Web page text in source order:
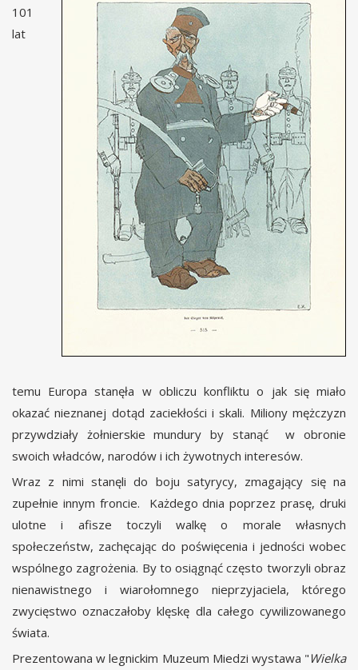
101
lat
temu Europa stanęła w obliczu konfliktu o jak się miało
okazać nieznanej dotąd zaciekłości i skali. Miliony mężczyzn
przywdziały żołnierskie mundury by stanąć w obronie
swoich władców, narodów i ich żywotnych interesów.
Wraz z nimi stanęli do boju satyrycy, zmagający się na
zupełnie innym froncie. Każdego dnia poprzez prasę, druki
ulotne i afisze toczyli walkę o morale własnych
społeczeństw, zachęcając do poświęcenia i jedności wobec
wspólnego zagrożenia. By to osiągnąć często tworzyli obraz
nienawistnego i wiarołomnego nieprzyjaciela, którego
zwycięstwo oznaczałoby klęskę dla całego cywilizowanego
świata.
Prezentowana w legnickim Muzeum Miedzi wystawa " Wielka